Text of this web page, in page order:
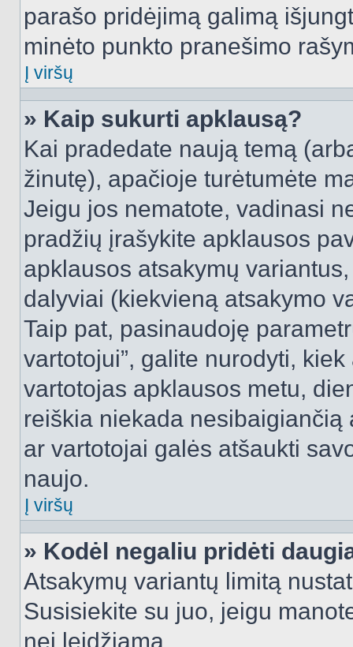
parašo pridėjimą galimą
minėto punkto pranešimo
Į viršų
» Kaip sukurti apklausą?
Kai pradedate naują temą
žinutę), apačioje turėtumėte
Jeigu jos nematote, vadinasi
pradžių įrašykite apklausos
apklausos atsakymų
dalyviai (kiekvieną atsakymo
Taip pat, pasinaudoję
vartotojui”, galite nurodyti,
vartotojas apklausos metu,
reiškia niekada
ar vartotojai galės atšaukti
naujo.
Į viršų
» Kodėl negaliu pridėti
Atsakymų variantų limitą
Susisiekite su juo, jeigu
nei leidžiama.